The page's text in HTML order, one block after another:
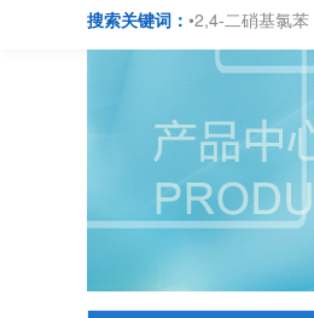
搜索关键词： •2,4-二硝基氯苯